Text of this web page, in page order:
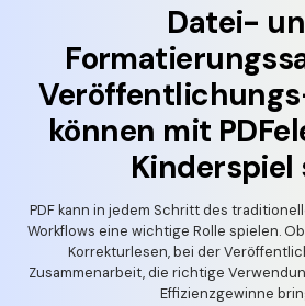
Presseraum
Shop
PDFelement für Windows
PDFelement für Mac
Mobile App
PDFelement für iPhone/iPad
PDFelement für Android
Cloud
Benutzer im Bildungswesen
PDF lesen
PDF kommentieren
PDF erstellen
PDF kombinieren
PDF drucken
Ressourcen
Heiße Themen
Top PDF-Software
Mac-Software
OCR PDF Tipps
Business
KMU von 1-10p
10p+ Unternehmen
Jetzt kaufen
Datei-
können mit
Kinderspiel
PDF kann in jedem Schritt des
Workflows eine wichtige Rolle spielen.
Korrekturlesen, bei der
Zusammenarbeit, die richtige
Effizienzgewinne